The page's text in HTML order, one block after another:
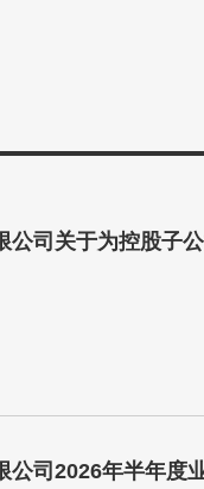
公司关于为控股子公
公司2026年半年度